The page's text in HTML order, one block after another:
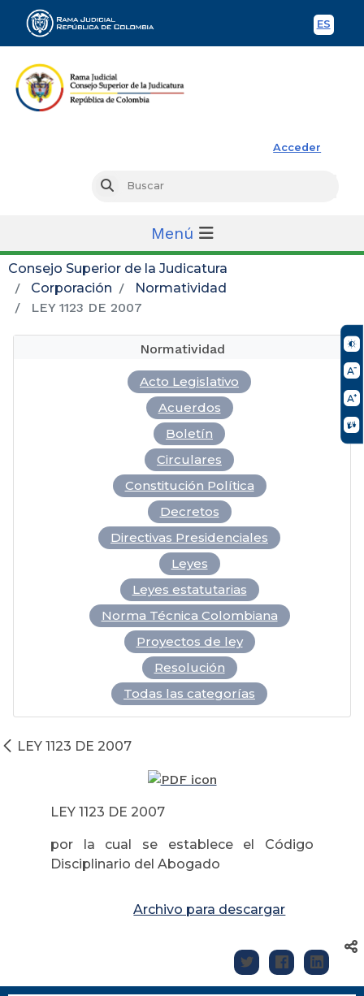
ES
Acceder
Buscar
Menú
Consejo Superior de la Judicatura
Corporación
Normatividad
LEY 1123 DE 2007
Normatividad
Acto Legislativo
Acuerdos
Boletín
Circulares
Constitución Política
Decretos
Directivas Presidenciales
Leyes
Leyes estatutarias
Norma Técnica Colombiana
Proyectos de ley
Resolución
Todas las categorías
LEY 1123 DE 2007
LEY 1123 DE 2007
por la cual se establece el Código
Disciplinario del Abogado
Archivo para descargar